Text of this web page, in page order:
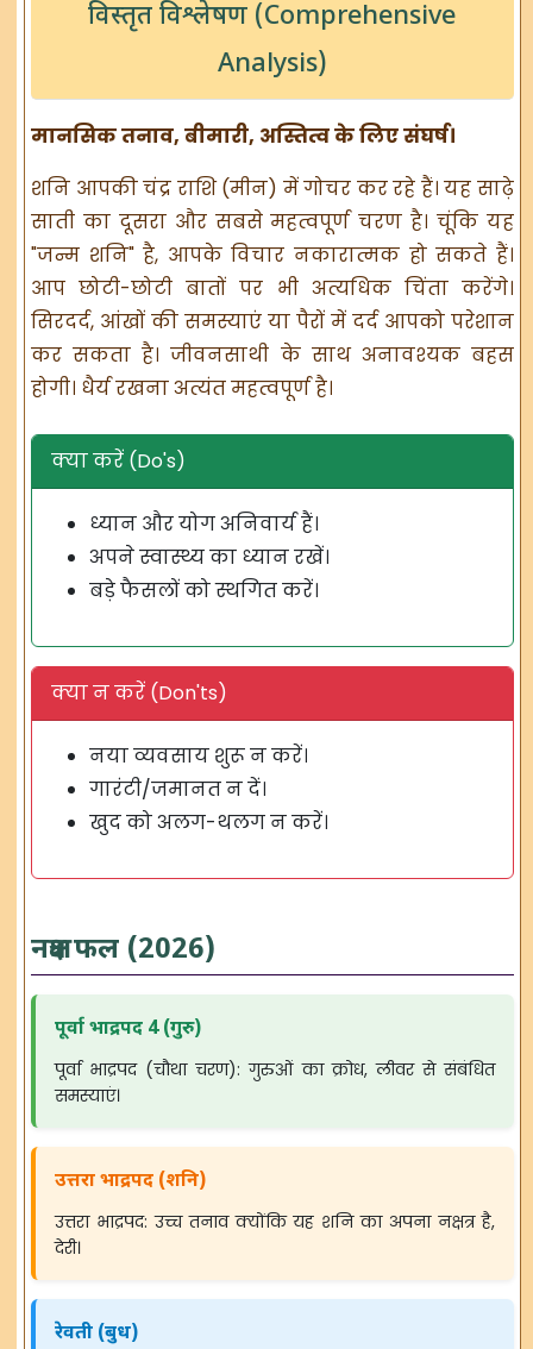
विस्तृत विश्लेषण (Comprehensive
Analysis)
मानसिक तनाव, बीमारी, अस्तित्व के लिए संघर्ष।
शनि आपकी चंद्र राशि (मीन) में गोचर कर रहे हैं। यह साढ़े
साती का दूसरा और सबसे महत्वपूर्ण चरण है। चूंकि यह
"जन्म शनि" है, आपके विचार नकारात्मक हो सकते हैं।
आप छोटी-छोटी बातों पर भी अत्यधिक चिंता करेंगे।
सिरदर्द, आंखों की समस्याएं या पैरों में दर्द आपको परेशान
कर सकता है। जीवनसाथी के साथ अनावश्यक बहस
होगी। धैर्य रखना अत्यंत महत्वपूर्ण है।
क्या करें (Do's)
ध्यान और योग अनिवार्य हैं।
अपने स्वास्थ्य का ध्यान रखें।
बड़े फैसलों को स्थगित करें।
क्या न करें (Don'ts)
नया व्यवसाय शुरू न करें।
गारंटी/जमानत न दें।
खुद को अलग-थलग न करें।
नक्षत्र फल (2026)
पूर्वा भाद्रपद 4 (गुरु)
पूर्वा भाद्रपद (चौथा चरण): गुरुओं का क्रोध, लीवर से संबंधित
समस्याएं।
उत्तरा भाद्रपद (शनि)
उत्तरा भाद्रपद: उच्च तनाव क्योंकि यह शनि का अपना नक्षत्र है,
देरी।
रेवती (बुध)